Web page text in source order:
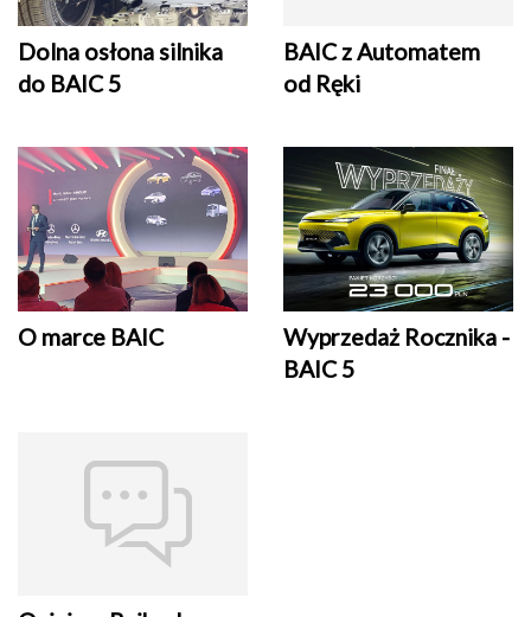
Dolna osłona silnika
do BAIC 5
BAIC z Automatem
od Ręki
O marce BAIC
Wyprzedaż Rocznika -
BAIC 5